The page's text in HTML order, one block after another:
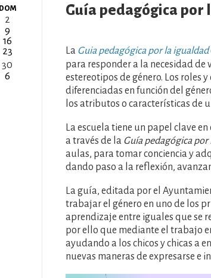
DOM
2
9
16
23
30
6
Guía pedagógica por
La Guia pedagógica por la igualdad
para responder a la necesidad
estereotipos de género. Los roles
diferenciadas en función del
los atributos o características de
La escuela tiene un papel clave
a través de la Guía pedagógica por
aulas, para tomar conciencia y
dando paso a la reflexión,
La guía, editada por el
trabajar el género en uno de los
aprendizaje entre iguales que se
por ello que mediante el trabajo
ayudando a los chicos y chicas a
nuevas maneras de expresarse e